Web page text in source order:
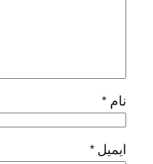
نام *
ایمیل*